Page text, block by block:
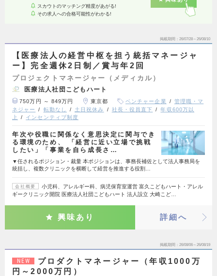
スカウトのマッチング精度があがる!
その求人への合格可能性がわかる!
掲載期間 26/07/28～26/08/10
【医療法人の経営中枢を担う統括マネージャ
ー】完全週休2日制／賞与年2回
プロジェクトマネージャー（メディカル）
医療法人社団こどもハート
750万円 ～ 849万円 東京都 ベンチャー企業
管理職・マ
ネジャー
転勤なし 土日祝休み 社長・役員直下
年収600万以
上
インセンティブ制度
年次や役職に関係なく意思決定に関与でき
る環境のため、 「経営に近い立場で挑戦
したい」「事業を自ら成長さ…
▼任されるポジション・裁量 本ポジションは、事務長補佐として法人事務局を
統括し、複数クリニックを横断して経営を推進する役割…
会社概要
小児科、アレルギー科、病児保育室運営 富久こどもハート・アレル
ギークリニック開院 医療法人社団こどもハート 法人設立 大崎こど…
興味あり 詳細へ
掲載期間 26/08/06～26/08/19
NEW
プロダクトマネージャー（年収1000万
円～2000万円）